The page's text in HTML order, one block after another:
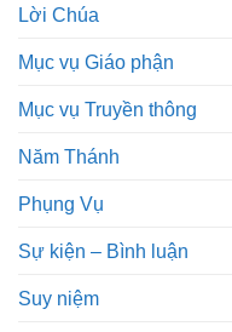
Lời Chúa
Mục vụ Giáo phận
Mục vụ Truyền thông
Năm Thánh
Phụng Vụ
Sự kiện – Bình luận
Suy niệm